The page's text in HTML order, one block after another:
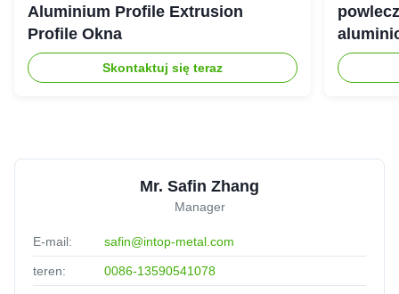
Aluminium Profile Extrusion
Profile Okna
Skontaktuj się teraz
Mr. Safin Zhang
Manager
E-mail: safin@intop-metal.com
teren: 0086-13590541078